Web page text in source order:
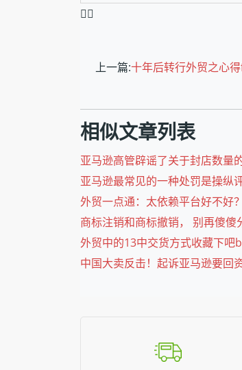
❤️‍🔥
上一篇:十年后转行外贸之心
相似文章列表
亚马逊高管辟谣了关于封店数量
亚马逊最常见的一种处罚是操纵
外贸一点通：太依赖平台好不好
商标注销和商标撤销， 别再傻
外贸中的13中交货方式收藏下
中国大卖反击！起诉亚马逊要